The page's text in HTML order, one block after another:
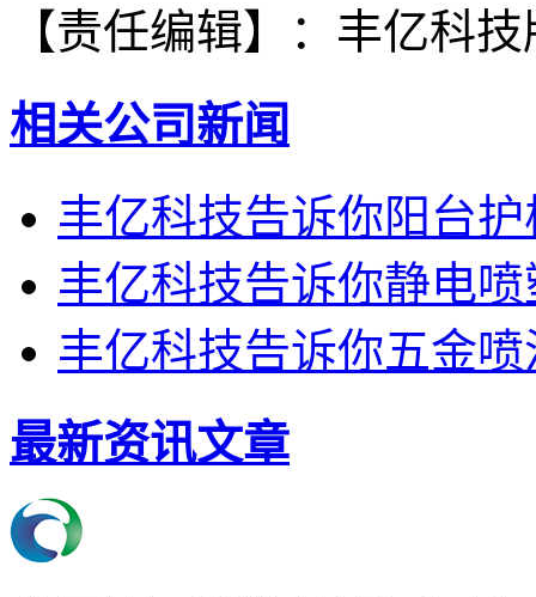
【责任编辑】： 丰亿科技
相关公司新闻
丰亿科技告诉你阳台
丰亿科技告诉你静电
丰亿科技告诉你五金
最新资讯文章